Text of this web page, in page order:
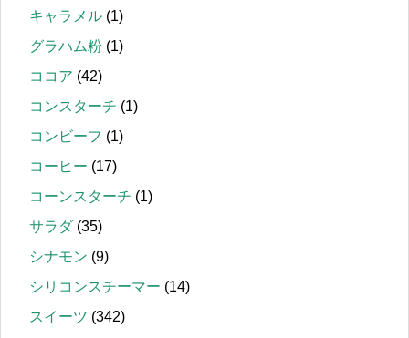
キャラメル (1)
グラハム粉 (1)
ココア (42)
コンスターチ (1)
コンビーフ (1)
コーヒー (17)
コーンスターチ (1)
サラダ(35)
シナモン (9)
シリコンスチーマー (14)
スイーツ (342)